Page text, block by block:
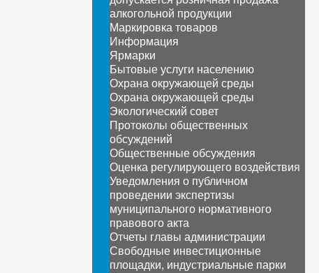
алкогольной продукции
Маркировка товаров
Информация
Ярмарки
Бытовые услуги населению
Охрана окружающей среды
Охрана окружающей среды
Экологический совет
Протоколы общественных
обсуждений
Общественные обсуждения
Оценка регулирующего воздействия
Уведомления о публичном
проведении экспертизы
муниципального нормативного
правового акта
Отчеты главы администрации
Свободные инвестиционные
площадки, индустриальные парки